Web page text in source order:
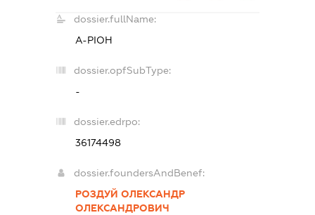
dossier.fullName:
А-РІОН
dossier.opfSubType:
-
dossier.edrpo:
36174498
dossier.foundersAndBenef:
РОЗДУЙ ОЛЕКСАНДР
ОЛЕКСАНДРОВИЧ